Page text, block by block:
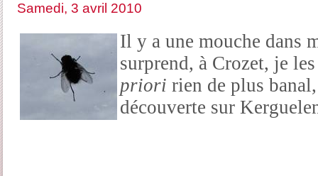
Samedi, 3 avril 2010
Il y a une mouche dans
surprend, à Crozet, je
priori rien de plus
découverte sur